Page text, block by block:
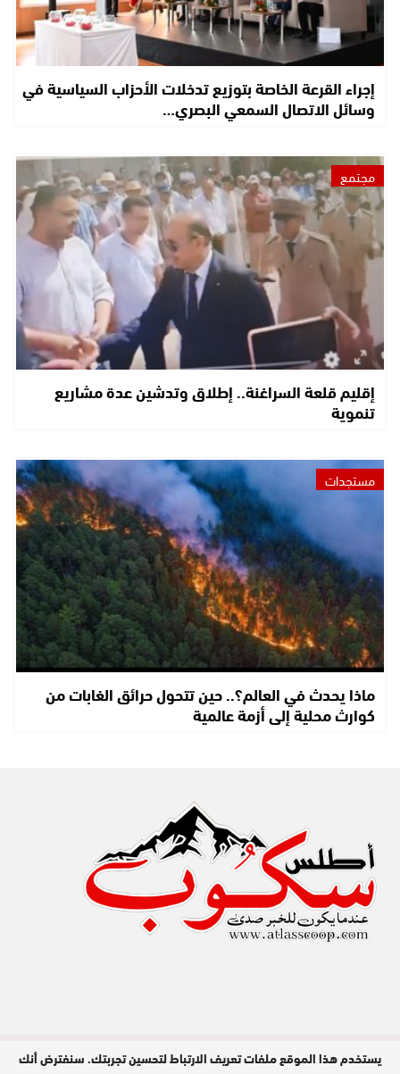
إجراء القرعة الخاصة بتوزيع تدخلات الأحزاب السياسية في
وسائل الاتصال السمعي البصري…
مجتمع
إقليم قلعة السراغنة.. إطلاق وتدشين عدة مشاريع
تنموية
مستجدات
ماذا يحدث في العالم؟.. حين تتحول حرائق الغابات من
كوارث محلية إلى أزمة عالمية
مدير النشر : عبد الله عزي / جميع الحقوق
يستخدم هذا الموقع ملفات تعريف الارتباط لتحسين تجربتك. سنفترض أنك